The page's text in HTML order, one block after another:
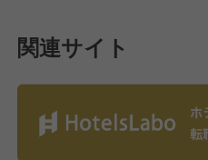
関連サイト